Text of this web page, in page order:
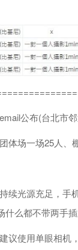
公布(台北市
体场一场25人、
续光源充足，手
什么都不带两手
议使用单眼相机